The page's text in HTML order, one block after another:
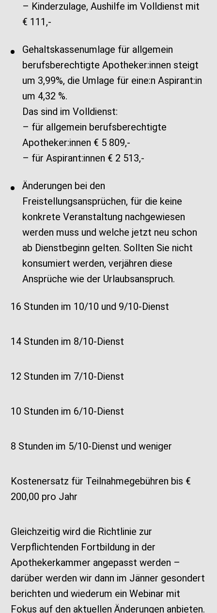
– Kinderzulage, Aushilfe im Volldienst mit
€ 111,-
Gehaltskassenumlage für allgemein
berufsberechtigte Apotheker:innen steigt
um 3,99%, die Umlage für eine:n Aspirant:in
um 4,32 %.
Das sind im Volldienst:
– für allgemein berufsberechtigte
Apotheker:innen € 5 809,-
– für Aspirant:innen € 2 513,-
Änderungen bei den
Freistellungsansprüchen, für die keine
konkrete Veranstaltung nachgewiesen
werden muss und welche jetzt neu schon
ab Dienstbeginn gelten. Sollten Sie nicht
konsumiert werden, verjähren diese
Ansprüche wie der Urlaubsanspruch.
16 Stunden im 10/10 und 9/10-Dienst
14 Stunden im 8/10-Dienst
12 Stunden im 7/10-Dienst
10 Stunden im 6/10‑Dienst
8 Stunden im 5/10-Dienst und weniger
Kostenersatz für Teilnahmegebühren bis €
200,00 pro Jahr
Gleichzeitig wird die Richtlinie zur
Verpflichtenden Fortbildung in der
Apothekerkammer angepasst werden –
darüber werden wir dann im Jänner gesondert
berichten und wiederum ein Webinar mit
Fokus auf den aktuellen Änderungen anbieten.